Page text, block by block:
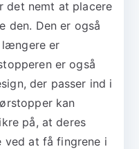
det nemt at placere
den. Den er også
længere er
er også
der passer ind i
kan
på, at deres
ved at få fingrene i